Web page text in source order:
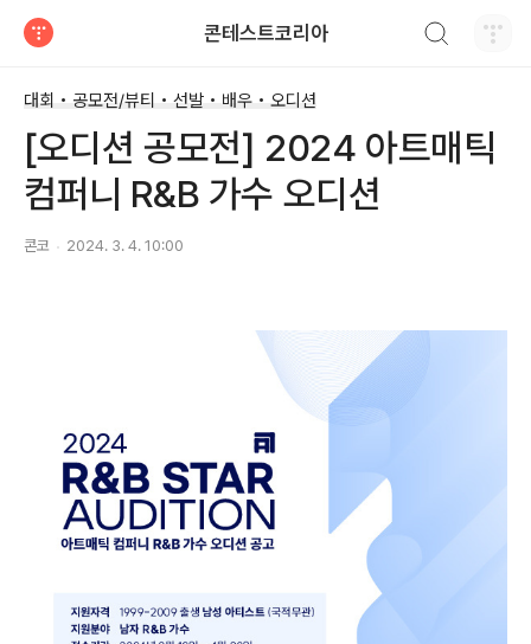
콘테스트코리아
대회 • 공모전/뷰티 • 선발 • 배우 • 오디션
[오디션 공모전] 2024 아트매틱
컴퍼니 R&B 가수 오디션
콘코 2024. 3. 4. 10:00